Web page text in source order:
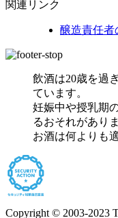
関連リンク
醸造責任者
飲酒は20歳を過
ています。
妊娠中や授乳期
るおそれがありま
お酒は何よりも
Copyright © 2003-2023